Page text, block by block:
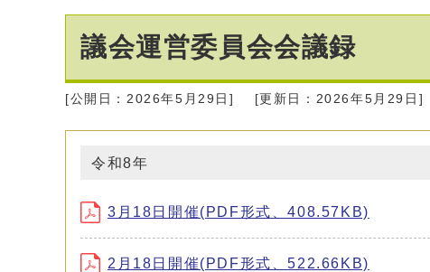
議会運営委員会会議録
[公開日：2026年5月29日] [更新日：2026年5月29日]
令和8年
3月18日開催(PDF形式、408.57KB)
2月18日開催(PDF形式、522.66KB)